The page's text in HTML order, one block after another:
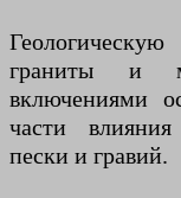
граниты и
включениями
части
пески и гравий.